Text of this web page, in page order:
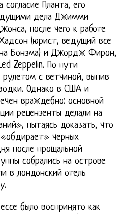
Планта, его
дела Джимми
после чего к работе
(юрист, ведущий все
Бонэма) и Джордж Фирон,
Zeppelin. По пути
рулетом с ветчиной, выпив
Однако в США и
враждебно: основной
рецензенты делали на
пытаясь доказать, что
«обдирает» черных
после прощальной
собрались на острове
в лондонский отель
было воспринято как